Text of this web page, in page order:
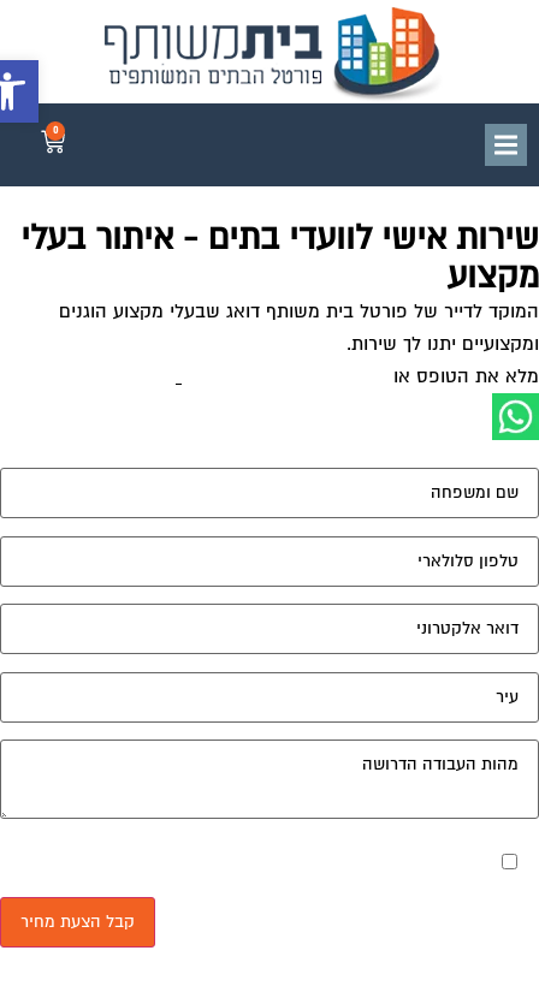
פתח
אישי לוועדי בתים - איתור בעלי
לדייר של פורטל בית משותף דואג שבעלי מקצוע הוגנים
יתנו לך שירות.
את הטופס אולחץ לשליחת הודעת ווצאפ
מאשר את תנאי הפרטיות